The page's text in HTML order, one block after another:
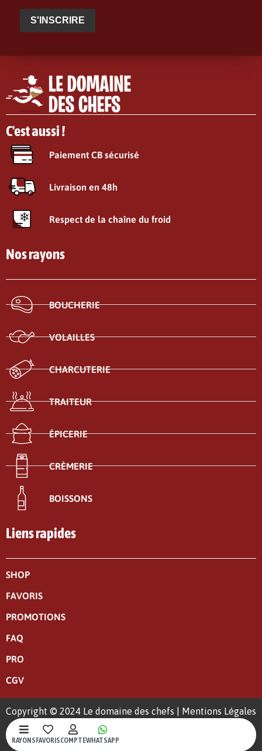
RAYONSFAVORISCOMPTEWHATSAPP
S'INSCRIRE
C'est aussi !
Paiement CB sécurisé
Livraison en 48h
Respect de la chaîne du froid
Nos rayons
BOUCHERIE
VOLAILLES
CHARCUTERIE
TRAITEUR
ÉPICERIE
CRÈMERIE
BOISSONS
Liens rapides
SHOP
FAVORIS
PROMOTIONS
FAQ
PRO
CGV
Copyright © 2024 Le domaine des chefs | Mentions Légales
|Politique de confidentialité